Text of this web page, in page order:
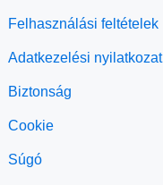
Felhasználási feltételek
Adatkezelési nyilatkozat
Biztonság
Cookie
Súgó